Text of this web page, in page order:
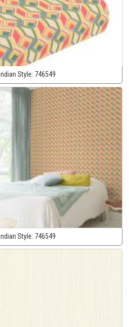
Indian Style: 746549
Indian Style: 746549